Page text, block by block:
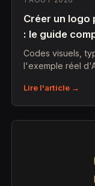
Créer un logo
: le guide
Codes visuels,
l'exemple réel
Lire l'article →